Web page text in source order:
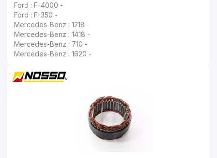
Ford : F-4000 -
Ford : F-350 -
Mercedes-Benz : 1218 -
Mercedes-Benz : 1418 -
Mercedes-Benz : 710 -
Mercedes-Benz : 1620 -